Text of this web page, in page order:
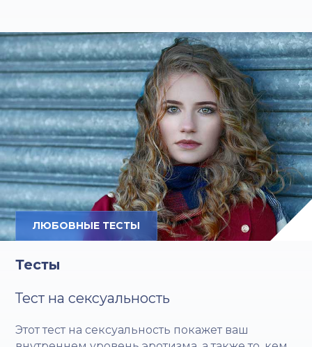
ЛЮБОВНЫЕ ТЕСТЫ
Тесты
Тест на сексуальность
Этот тест на сексуальность покажет ваш